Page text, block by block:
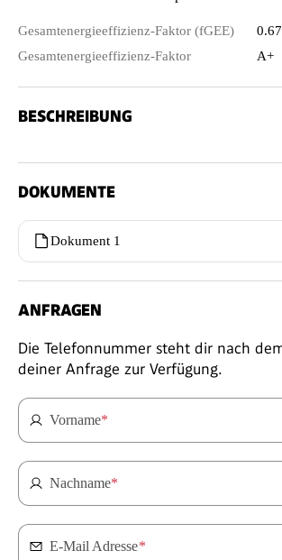
Gesamtenergieeffizienz-Faktor (fGEE)
0.67
Gesamtenergieeffizienz-Faktor
A+
BESCHREIBUNG
DOKUMENTE
Dokument 1
ANFRAGEN
Die Telefonnummer steht dir nach
deiner Anfrage zur Verfügung.
Vorname*
Nachname*
E-Mail Adresse*